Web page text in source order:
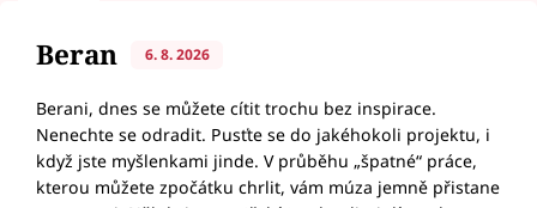
Beran 6. 8. 2026
Berani, dnes se můžete cítit trochu bez inspirace.
Nenechte se odradit. Pusťte se do jakéhokoli projektu, i
když jste myšlenkami jinde. V průběhu „špatné“ práce,
kterou můžete zpočátku chrlit, vám múza jemně přistane